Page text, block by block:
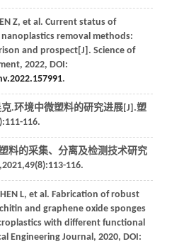
Z, et al. Current status of
removal methods:
and prospect[J]. Science of
, 2022, DOI:
.
.环境中微塑料的研究进展[J].塑
116.
料的采集、分离及检测技术研究
,2021,49(8):113-116.
L, et al. Fabrication of robust
and graphene oxide sponges
with different functional
Engineering Journal , 2020, DOI: